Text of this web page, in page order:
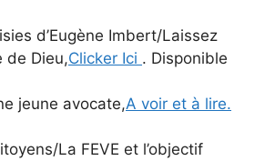
d’Eugène Imbert/Laissez
de Dieu,Clicker Ici . Disponible
jeune avocate,A voir et à lire.
La FEVE et l’objectif